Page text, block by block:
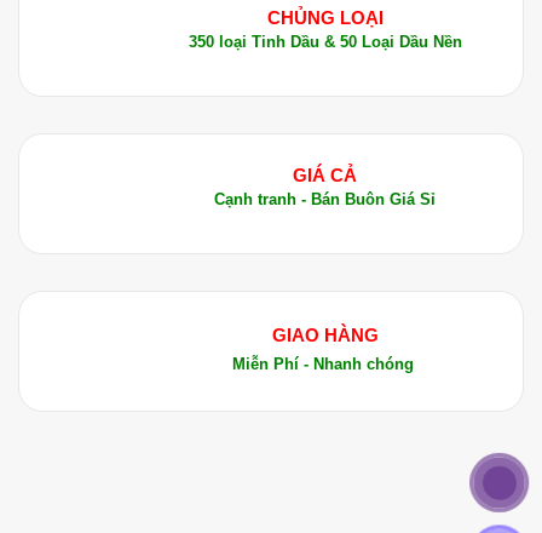
CHỦNG LOẠI
350 loại Tinh Dầu & 50 Loại Dầu Nền
GIÁ CẢ
Cạnh tranh - Bán Buôn Giá Sỉ
GIAO HÀNG
Miễn Phí - Nhanh chóng